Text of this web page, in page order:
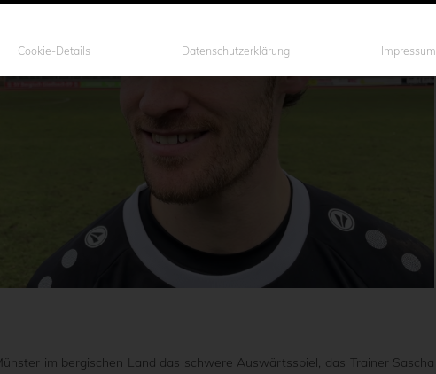
im bergischen Land das schwere Auswärtsspiel, das Trainer Sascha
Cookie-Details Datenschutzerklärung Impressum